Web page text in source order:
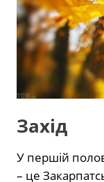
Захід
У першій
– це